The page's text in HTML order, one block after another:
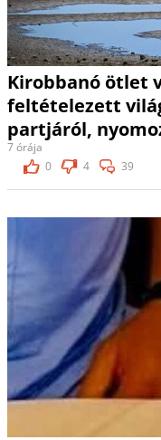
Kirobbanó ötlet
feltételezett
partjáról,
7 órája
0
4 39